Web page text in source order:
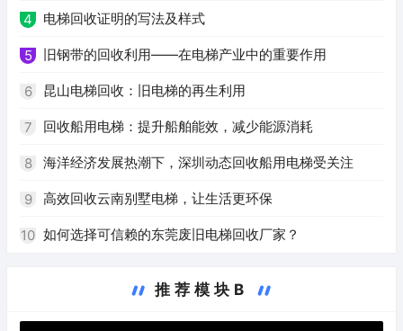
4 电梯回收证明的写法及样式
5 旧钢带的回收利用——在电梯产业中的重要作用
6 昆山电梯回收：旧电梯的再生利用
7 回收船用电梯：提升船舶能效，减少能源消耗
8 海洋经济发展热潮下，深圳动态回收船用电梯受关注
9 高效回收云南别墅电梯，让生活更环保
10 如何选择可信赖的东莞废旧电梯回收厂家？
推荐模块B